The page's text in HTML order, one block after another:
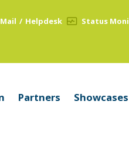
Mail / Helpdesk Status
Partners Showcases